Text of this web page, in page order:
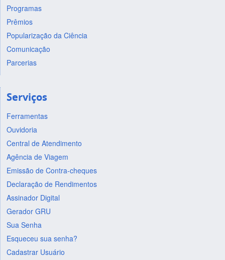
Programas
Prêmios
Popularização da Ciência
Comunicação
Parcerias
Serviços
Ferramentas
Ouvidoria
Central de Atendimento
Agência de Viagem
Emissão de Contra-cheques
Declaração de Rendimentos
Assinador Digital
Gerador GRU
Sua Senha
Esqueceu sua senha?
Cadastrar Usuário